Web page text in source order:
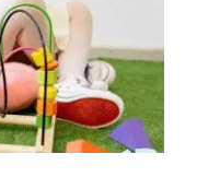
com
psicológico
família
saúde mental